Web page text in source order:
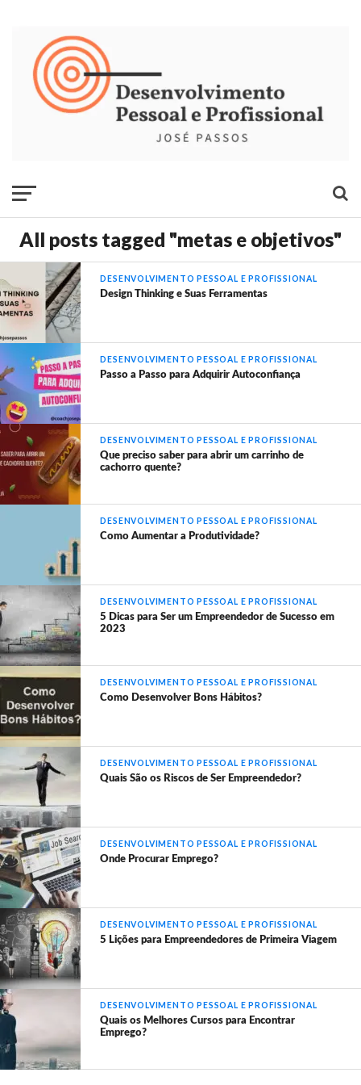
All posts tagged "metas e objetivos"
DESENVOLVIMENTO PESSOAL E PROFISSIONAL
Design Thinking e Suas Ferramentas
DESENVOLVIMENTO PESSOAL E PROFISSIONAL
Passo a Passo para Adquirir Autoconfiança
DESENVOLVIMENTO PESSOAL E PROFISSIONAL
Que preciso saber para abrir um carrinho de
cachorro quente?
DESENVOLVIMENTO PESSOAL E PROFISSIONAL
Como Aumentar a Produtividade?
DESENVOLVIMENTO PESSOAL E PROFISSIONAL
5 Dicas para Ser um Empreendedor de Sucesso em
2023
DESENVOLVIMENTO PESSOAL E PROFISSIONAL
Como Desenvolver Bons Hábitos?
DESENVOLVIMENTO PESSOAL E PROFISSIONAL
Quais São os Riscos de Ser Empreendedor?
DESENVOLVIMENTO PESSOAL E PROFISSIONAL
Onde Procurar Emprego?
DESENVOLVIMENTO PESSOAL E PROFISSIONAL
5 Lições para Empreendedores de Primeira Viagem
DESENVOLVIMENTO PESSOAL E PROFISSIONAL
Quais os Melhores Cursos para Encontrar
Emprego?